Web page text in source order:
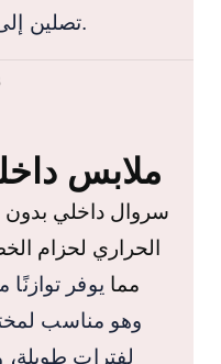
تصلين إلى الحد الأدنى لكمية الطلب.
ملابس
سروال داخلي بدون
الحراري لحزام
مما يوفر توازنًا
وهو مناسب
لفترات طويلة،